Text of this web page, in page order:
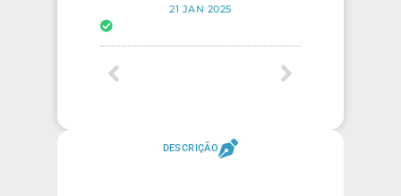
21 JAN 2025
DESCRIÇÃO